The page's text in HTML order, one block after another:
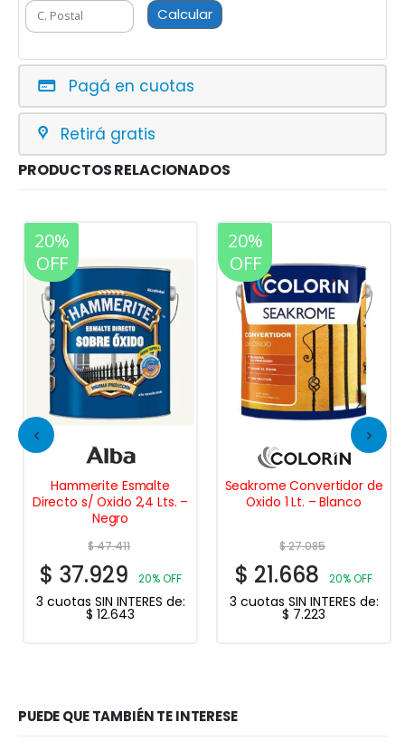
Calcular
Pagá en cuotas
Retirá gratis
PRODUCTOS RELACIONADOS
20%
OFF
Hammerite Esmalte
Directo s/ Oxido 2,4 Lts. –
Negro
$47.411
$ 37.929 20% OFF
3 cuotas SIN INTERES de:
$ 12.643
20%
OFF
Seakrome Convertidor de
Oxido 1 Lt. – Blanco
$27.085
$ 21.668 20% OFF
3 cuotas SIN INTERES de:
$ 7.223
PUEDE QUE TAMBIÉN TE INTERESE